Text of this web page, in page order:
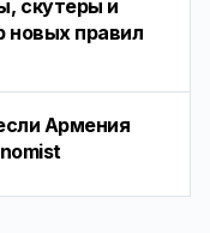
скутеры и
новых правил
Армения